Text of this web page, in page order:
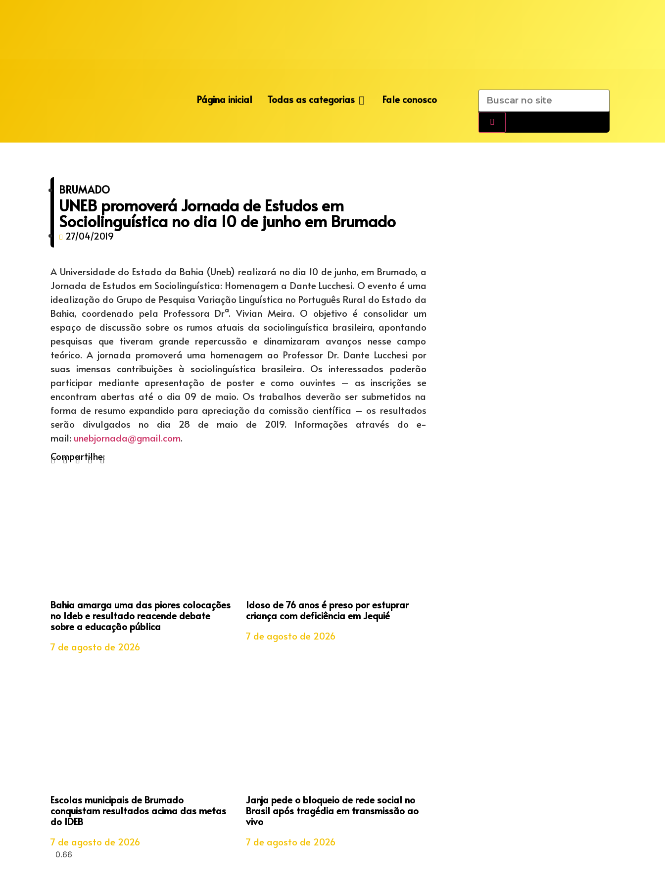
Página inicial Todas as categorias Fale conosco
BRUMADO
UNEB promoverá Jornada de Estudos em
Sociolinguística no dia 10 de junho em Brumado
27/04/2019
A Universidade do Estado da Bahia (Uneb) realizará no dia 10 de junho, em Brumado, a
Jornada de Estudos em Sociolinguística: Homenagem a Dante Lucchesi. O evento é uma
idealização do Grupo de Pesquisa Variação Linguística no Português Rural do Estado da
Bahia, coordenado pela Professora Drª. Vivian Meira. O objetivo é consolidar um
espaço de discussão sobre os rumos atuais da sociolinguística brasileira, apontando
pesquisas que tiveram grande repercussão e dinamizaram avanços nesse campo
teórico. A jornada promoverá uma homenagem ao Professor Dr. Dante Lucchesi por
suas imensas contribuições à sociolinguística brasileira. Os interessados poderão
participar mediante apresentação de poster e como ouvintes – as inscrições se
encontram abertas até o dia 09 de maio. Os trabalhos deverão ser submetidos na
forma de resumo expandido para apreciação da comissão científica – os resultados
serão divulgados no dia 28 de maio de 2019. Informações através do e-
mail: unebjornada@gmail.com.
Compartilhe:
Bahia amarga uma das piores colocações
no Ideb e resultado reacende debate
sobre a educação pública
7 de agosto de 2026
Idoso de 76 anos é preso por estuprar
criança com deficiência em Jequié
7 de agosto de 2026
Escolas municipais de Brumado
conquistam resultados acima das metas
do IDEB
7 de agosto de 2026
Janja pede o bloqueio de rede social no
Brasil após tragédia em transmissão ao
vivo
7 de agosto de 2026